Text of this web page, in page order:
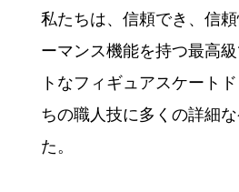
私たちは、信頼でき、信
ーマンス機能を持つ最高
トなフィギュアスケート
ちの職人技に多くの詳細
た 。